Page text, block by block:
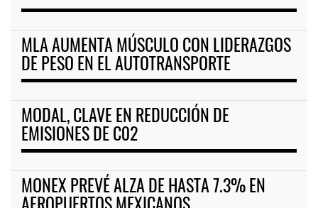
MLA AUMENTA MÚSCULO CON LIDERAZGOS
DE PESO EN EL AUTOTRANSPORTE
MODAL, CLAVE EN REDUCCIÓN DE
EMISIONES DE C02
MONEX PREVÉ ALZA DE HASTA 7.3% EN